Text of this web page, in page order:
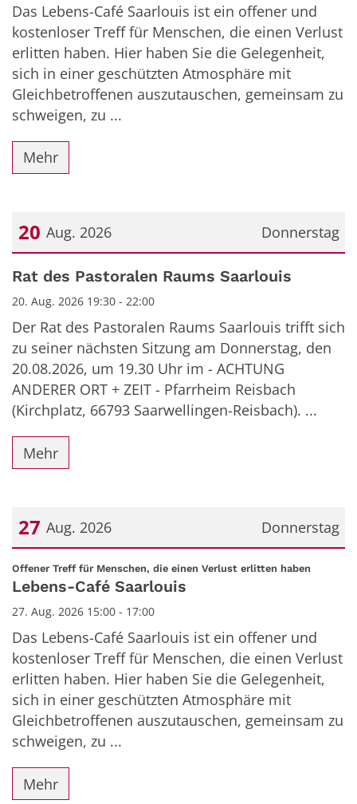
Das Lebens-Café Saarlouis ist ein offener und
kostenloser Treff für Menschen, die einen Verlust
erlitten haben. Hier haben Sie die Gelegenheit,
sich in einer geschützten Atmosphäre mit
Gleichbetroffenen auszutauschen, gemeinsam zu
schweigen, zu ...
Mehr
Donnerstag
20 Aug. 2026
Datum: 20. August 2026
Rat des Pastoralen Raums Saarlouis
20. Aug. 2026 19:30 - 22:00
Der Rat des Pastoralen Raums Saarlouis trifft sich
zu seiner nächsten Sitzung am Donnerstag, den
20.08.2026, um 19.30 Uhr im - ACHTUNG
ANDERER ORT + ZEIT - Pfarrheim Reisbach
(Kirchplatz, 66793 Saarwellingen-Reisbach). ...
Mehr
Donnerstag
27 Aug. 2026
Datum: 27. August 2026
Offener Treff für Menschen, die einen Verlust erlitten haben
Lebens-Café Saarlouis
27. Aug. 2026 15:00 - 17:00
Das Lebens-Café Saarlouis ist ein offener und
kostenloser Treff für Menschen, die einen Verlust
erlitten haben. Hier haben Sie die Gelegenheit,
sich in einer geschützten Atmosphäre mit
Gleichbetroffenen auszutauschen, gemeinsam zu
schweigen, zu ...
Mehr